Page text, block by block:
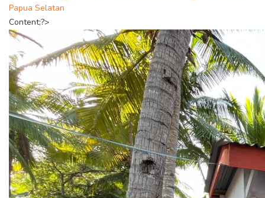
Papua Selatan
Content;?>